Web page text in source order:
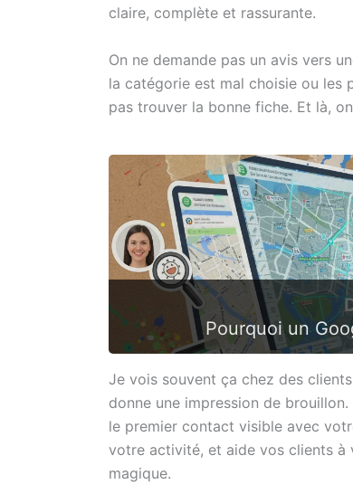
claire, complète et rassurante.
On ne demande pas un avis vers
la catégorie est mal choisie ou les
pas trouver la bonne fiche. Et là,
Pourquoi un
Je vois souvent ça chez des
donne une impression de brouillon.
le premier contact visible avec
votre activité, et aide vos clients à
magique.